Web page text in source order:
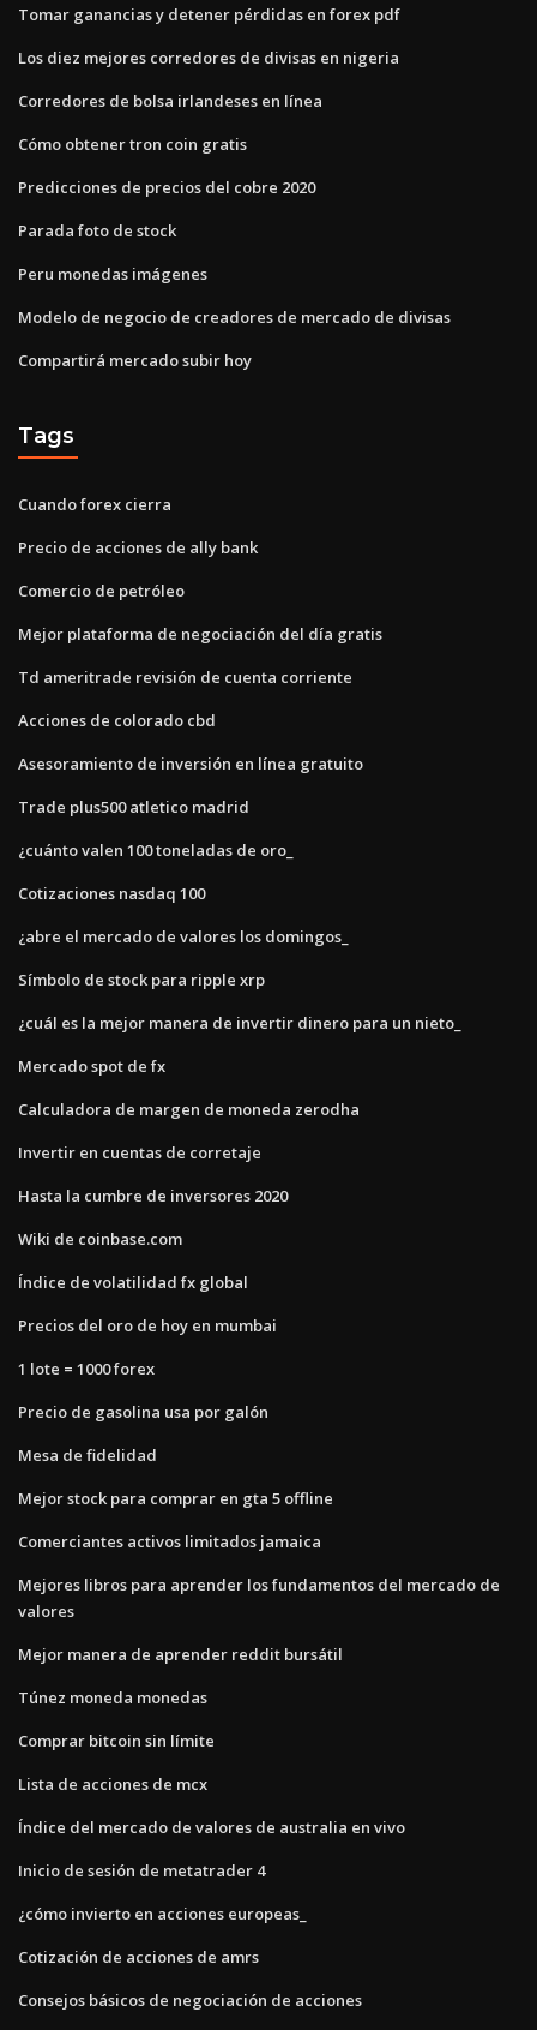
Tomar ganancias y detener pérdidas en forex pdf
Los diez mejores corredores de divisas en nigeria
Corredores de bolsa irlandeses en línea
Cómo obtener tron ​​coin gratis
Predicciones de precios del cobre 2020
Parada foto de stock
Peru monedas imágenes
Modelo de negocio de creadores de mercado de divisas
Compartirá mercado subir hoy
Tags
Cuando forex cierra
Precio de acciones de ally bank
Comercio de petróleo
Mejor plataforma de negociación del día gratis
Td ameritrade revisión de cuenta corriente
Acciones de colorado cbd
Asesoramiento de inversión en línea gratuito
Trade plus500 atletico madrid
¿cuánto valen 100 toneladas de oro_
Cotizaciones nasdaq 100
¿abre el mercado de valores los domingos_
Símbolo de stock para ripple xrp
¿cuál es la mejor manera de invertir dinero para un nieto_
Mercado spot de fx
Calculadora de margen de moneda zerodha
Invertir en cuentas de corretaje
Hasta la cumbre de inversores 2020
Wiki de coinbase.com
Índice de volatilidad fx global
Precios del oro de hoy en mumbai
1 lote = 1000 forex
Precio de gasolina usa por galón
Mesa de fidelidad
Mejor stock para comprar en gta 5 offline
Comerciantes activos limitados jamaica
Mejores libros para aprender los fundamentos del mercado de
valores
Mejor manera de aprender reddit bursátil
Túnez moneda monedas
Comprar bitcoin sin límite
Lista de acciones de mcx
Índice del mercado de valores de australia en vivo
Inicio de sesión de metatrader 4
¿cómo invierto en acciones europeas_
Cotización de acciones de amrs
Consejos básicos de negociación de acciones